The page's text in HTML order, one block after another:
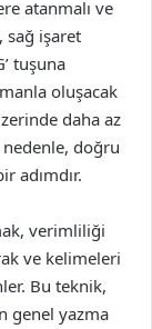
atanmalı ve
sağ işaret
tuşuna
oluşacak
daha az
doğru
adımdır.
verimliliği
ve kelimeleri
Bu teknik,
genel yazma